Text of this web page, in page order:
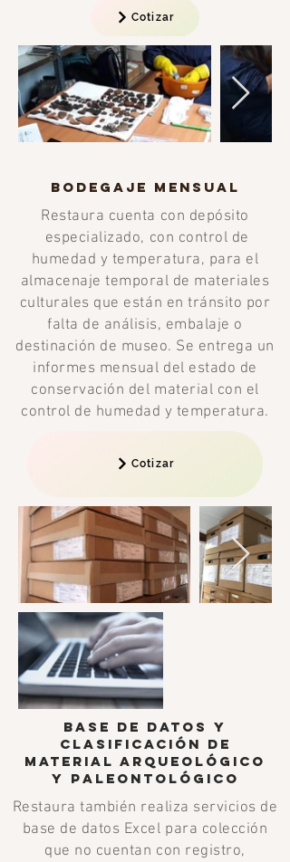
Cotizar
BODEGAJE MENSUAL
Restaura cuenta con depósito
especializado, con control de
humedad y temperatura, para el
almacenaje temporal de materiales
culturales que están en tránsito por
falta de análisis, embalaje o
destinación de museo. Se entrega un
informes mensual del estado de
conservación del material con el
control de humedad y temperatura.
Cotizar
BASE DE DATOS Y
CLASIFICACIÓN DE
MATERIAL ARQUEOLÓGICO
y PALEONTOLÓGICO
Restaura también realiza servicios de
base de datos Excel para colección
que no cuentan con registro,